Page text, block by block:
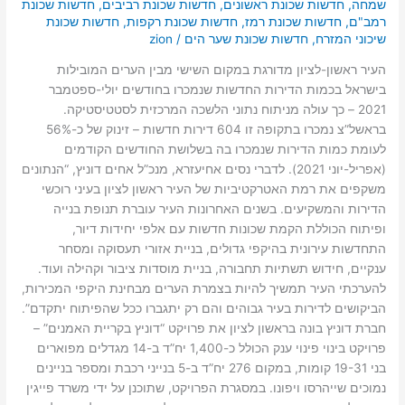
שמחה,חדשות שכונת ראשונים,חדשות שכונת רביבים,חדשות שכונת
רמב"ם,חדשות שכונת רמז,חדשות שכונת רקפות,חדשות שכונת
שיכוני המזרח,חדשות שכונת שער הים /
zion
העיר ראשון-לציון מדורגת במקום השישי מבין הערים המובילות
בישראל בכמות הדירות החדשות שנמכרו בחודשים יולי-ספטמבר
2021 – כך עולה מניתוח נתוני הלשכה המרכזית לסטטיסטיקה.
בראשל”צ נמכרו בתקופה זו 604 דירות חדשות – זינוק של כ-56%
לעומת כמות הדירות שנמכרו בה בשלושת החודשים הקודמים
(אפריל-יוני 2021). לדברי נסים אחיעזרא, מנכ”ל אחים דוניץ, “הנתונים
משקפים את רמת האטרקטיביות של העיר ראשון לציון בעיני רוכשי
הדירות והמשקיעים. בשנים האחרונות העיר עוברת תנופת בנייה
ופיתוח הכוללת הקמת שכונות חדשות עם אלפי יחידות דיור,
התחדשות עירונית בהיקפי גדולים, בניית אזורי תעסוקה ומסחר
ענקיים, חידוש תשתיות תחבורה, בניית מוסדות ציבור וקהילה ועוד.
להערכתי העיר תמשיך להיות בצמרת הערים מבחינת היקפי המכירות,
הביקושים לדירות בעיר גבוהים והם רק יתגברו ככל שהפיתוח יתקדם”.
חברת דוניץ בונה בראשון לציון את פרויקט “דוניץ בקריית האמנים” –
פרויקט בינוי פינוי ענק הכולל כ-1,400 יח”ד ב-14 מגדלים מפוארים
בני 19-31 קומות, במקום 276 יח”ד ב-5 בנייני רכבת ומספר בניינים
נמוכים שייהרסו ויפונו. במסגרת הפרויקט, שתוכנן על ידי משרד פייגין